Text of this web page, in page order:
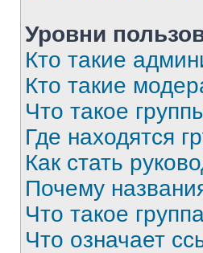
Уровни
Кто такие
Кто такие
Что такое
Где находятся
Как стать
Почему
Что такое
Что означает